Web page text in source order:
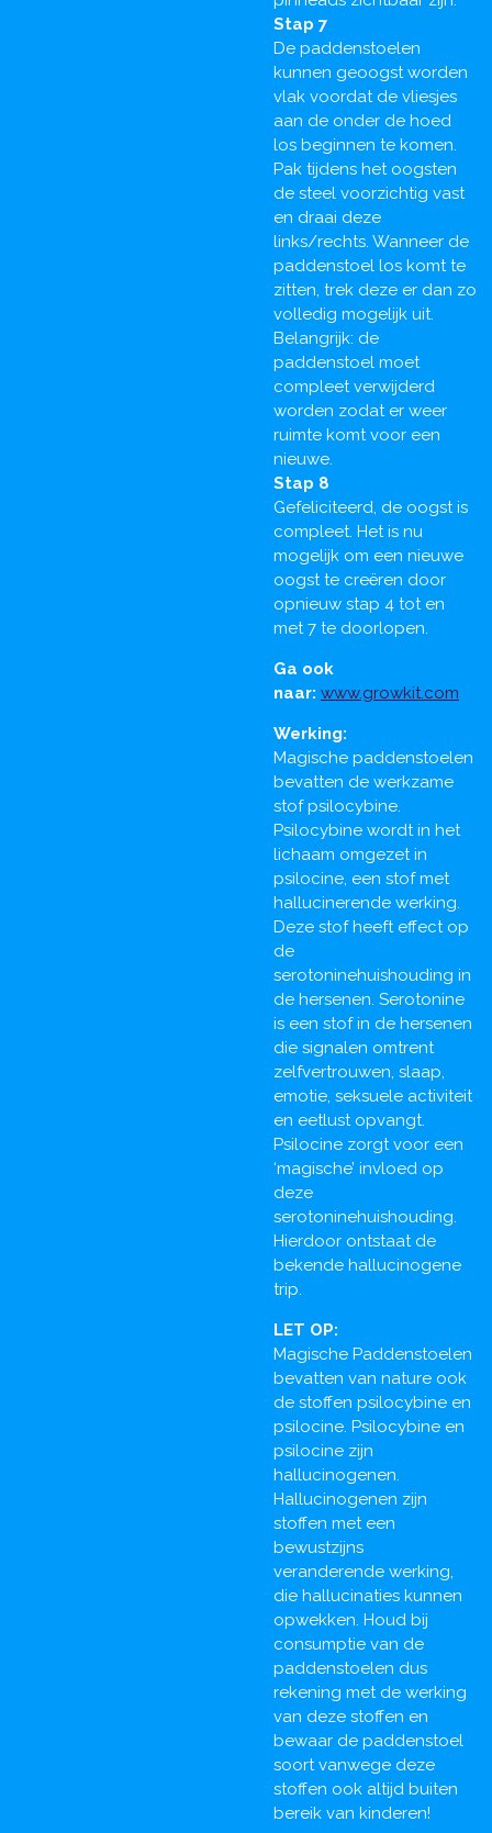
Stap 7
De paddenstoelen
kunnen geoogst worden
vlak voordat de vliesjes
aan de onder de hoed
los beginnen te komen.
Pak tijdens het oogsten
de steel voorzichtig vast
en draai deze
links/rechts. Wanneer de
paddenstoel los komt te
zitten, trek deze er dan zo
volledig mogelijk uit.
Belangrijk: de
paddenstoel moet
compleet verwijderd
worden zodat er weer
ruimte komt voor een
nieuwe.
Stap 8
Gefeliciteerd, de oogst is
compleet. Het is nu
mogelijk om een nieuwe
oogst te creëren door
opnieuw stap 4 tot en
met 7 te doorlopen.
Ga ook
naar: www.growkit.com
Werking:
Magische paddenstoelen
bevatten de werkzame
stof psilocybine.
Psilocybine wordt in het
lichaam omgezet in
psilocine, een stof met
hallucinerende werking.
Deze stof heeft effect op
de
serotoninehuishouding in
de hersenen. Serotonine
is een stof in de hersenen
die signalen omtrent
zelfvertrouwen, slaap,
emotie, seksuele activiteit
en eetlust opvangt.
Psilocine zorgt voor een
‘magische’ invloed op
deze
serotoninehuishouding.
Hierdoor ontstaat de
bekende hallucinogene
trip.
LET OP:
Magische Paddenstoelen
bevatten van nature ook
de stoffen psilocybine en
psilocine. Psilocybine en
psilocine zijn
hallucinogenen.
Hallucinogenen zijn
stoffen met een
bewustzijns
veranderende werking,
die hallucinaties kunnen
opwekken. Houd bij
consumptie van de
paddenstoelen dus
rekening met de werking
van deze stoffen en
bewaar de paddenstoel
soort vanwege deze
stoffen ook altijd buiten
bereik van kinderen!